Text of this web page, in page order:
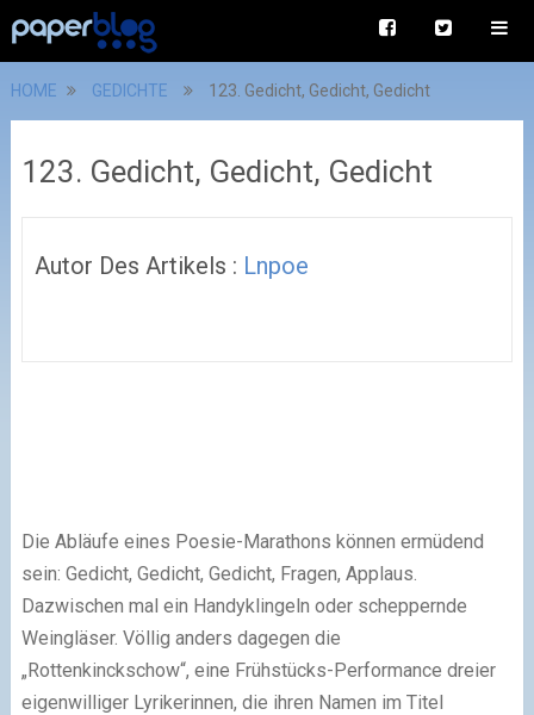
HOME GEDICHTE 123. Gedicht, Gedicht, Gedicht
123. Gedicht, Gedicht, Gedicht
Autor Des Artikels : Lnpoe
Die Abläufe eines Poesie-Marathons können ermüdend
sein: Gedicht, Gedicht, Gedicht, Fragen, Applaus.
Dazwischen mal ein Handyklingeln oder scheppernde
Weingläser. Völlig anders dagegen die
„Rottenkinckschow“, eine Frühstücks-Performance dreier
eigenwilliger Lyrikerinnen, die ihren Namen im Titel